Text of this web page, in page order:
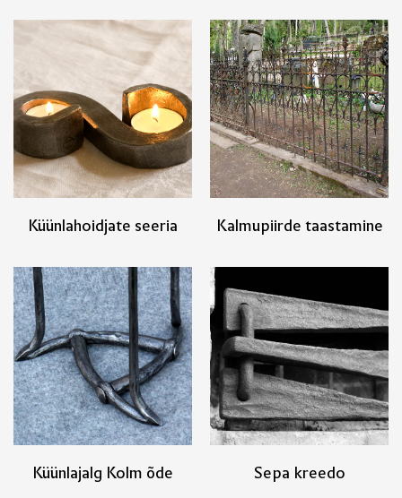
Küünlahoidjate seeria Kalmupiirde taastamine
Küünlajalg Kolm õde Sepa kreedo